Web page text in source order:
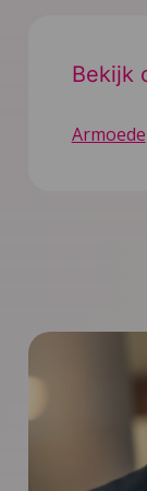
Bekijk
Armoede